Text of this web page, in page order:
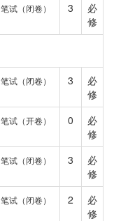
笔试（闭卷） 3
必
修
笔试（闭卷） 3
必
修
笔试（开卷） 0
必
修
笔试（闭卷） 3
必
修
笔试（闭卷） 2
必
修